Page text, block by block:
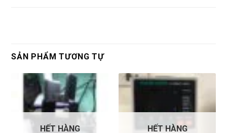
SẢN PHẨM TƯƠNG TỰ
HẾT HÀNG HẾT HÀNG